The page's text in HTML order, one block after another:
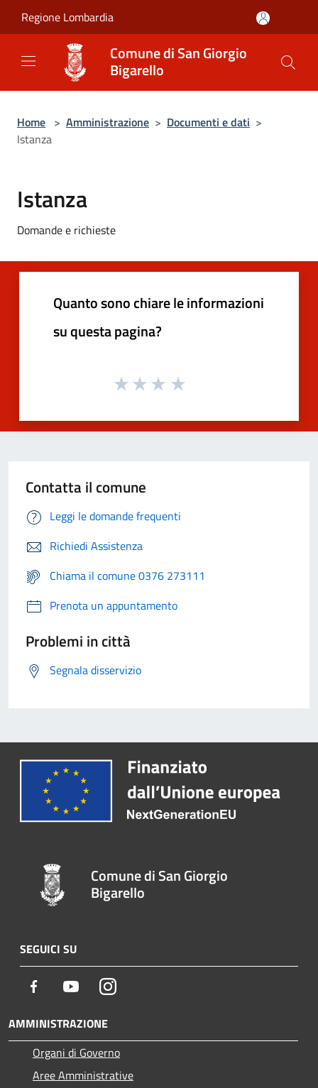
Regione Lombardia
Comune di San Giorgio
Bigarello
Home > Amministrazione > Documenti e dati >
Istanza
Istanza
Domande e richieste
Quanto sono chiare le informazioni
su questa pagina?
Contatta il comune
Leggi le domande frequenti
Richiedi Assistenza
Chiama il comune 0376 273111
Prenota un appuntamento
Problemi in città
Segnala disservizio
Comune di San Giorgio
Bigarello
SEGUICI SU
Facebook YoutubeInstagram
AMMINISTRAZIONE
Organi di Governo
Aree Amministrative